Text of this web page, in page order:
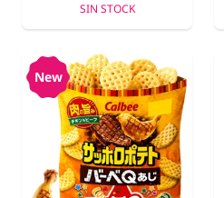
SIN STOCK
New